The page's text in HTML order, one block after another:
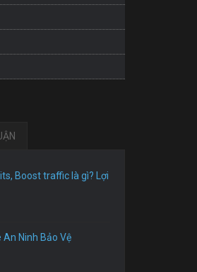
Boost traffic là gì? Lợi
An Ninh Bảo Vệ